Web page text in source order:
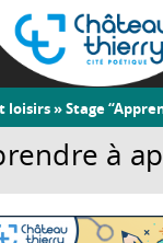
Aller
contenu
loisirs» Stage
à